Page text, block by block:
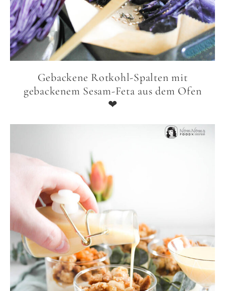
Gebackene Rotkohl-Spalten mit
gebackenem Sesam-Feta aus dem Ofen
❤